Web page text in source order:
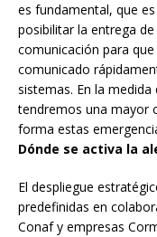
es fundamental, que
posibilitar la entrega
comunicación para
comunicado
sistemas. En la
tendremos una mayor
forma estas
Dónde se activa la
El despliegue
predefinidas en
Conaf y empresas